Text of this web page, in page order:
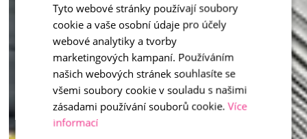
CZECH
Tyto webové stránky používají soubory
cookie a vaše osobní údaje pro účely
webové analytiky a tvorby
marketingových kampaní. Používáním
našich webových stránek souhlasíte se
všemi soubory cookie v souladu s našimi
zásadami používání souborů cookie. Více
informací